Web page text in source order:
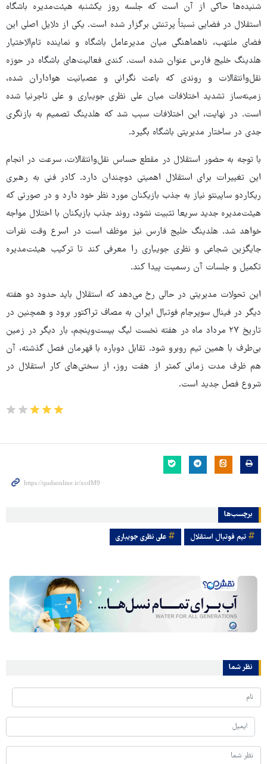
شنیده‌ها حاکی از آن است که جلسه روز یکشنبه هیئت‌مدیره باشگاه
استقلال در فضایی نسبتاً پرتنش برگزار شده است. یکی از دلایل اصلی این
فضای ملتهب، ناهماهنگی میان مدیرعامل باشگاه و نماینده تام‌الاختیار
هلدینگ خلیج فارس عنوان شده است. کندی فعالیت‌های باشگاه در حوزه
نقل‌وانتقالات و روندی که باعث نگرانی و عصبانیت هواداران شده،
زمینه‌ساز تشدید اختلافات میان علی نظری جویباری و علی تاجرنیا شده
است. در نهایت، این اختلافات سبب شد که هلدینگ تصمیم به بازنگری
جدی در ساختار مدیریتی باشگاه بگیرد.
با توجه به حضور استقلال در مقطع حساس نقل‌وانتقالات، سرعت در انجام
این تغییرات برای استقلال اهمیتی دوچندان دارد. کادر فنی به رهبری
ریکاردو ساپینتو نیاز به جذب بازیکنان مورد نظر خود دارد و در صورتی که
هیئت‌مدیره جدید سریعا تثبیت نشود، روند جذب بازیکنان با اختلال مواجه
خواهد شد. هلدینگ خلیج فارس نیز موظف است در اسرع وقت نفرات
جایگزین شجاعی و نظری جویباری را معرفی کند تا ترکیب هیئت‌مدیره
تکمیل و جلسات آن رسمیت پیدا کند.
این تحولات مدیریتی در حالی رخ می‌دهد که استقلال باید حدود دو هفته
دیگر در فینال سوپرجام فوتبال ایران به مصاف تراکتور برود و همچنین در
تاریخ ۲۷ مرداد ماه در هفته نخست لیگ بیست‌وپنجم، بار دیگر در زمین
بی‌طرف با همین تیم روبرو شود. تقابل دوباره با قهرمان فصل گذشته، آن
هم ظرف مدت زمانی کمتر از هفت روز، از سختی‌های کار استقلال در
شروع فصل جدید است.
برچسب‌ها
تیم فوتبال استقلال علی نظری جویباری
نظر شما